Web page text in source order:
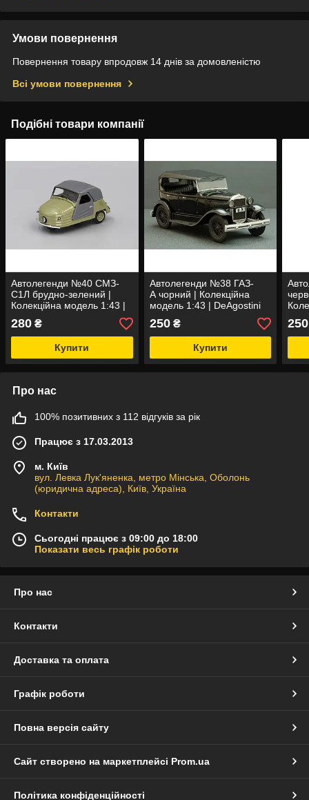
Умови повернення
Повернення товару впродовж 14 днів за домовленістю
Всі умови повернення
Подібні товари компанії
Автолегенди №40 СМЗ-
С1Л брудно-зелений |
Колекційна модель 1:43 |
DeAgostini
280 ₴
Купити
Автолегенди №38 ГАЗ-
А чорний | Колекційна
модель 1:43 | DeAgostini
250₴
Купити
250
Про нас
100% позитивних з 112 відгуків за рік
Працює з 17.03.2013
м. Київ
вул. Левка Лук'яненка, метро Мінська, Оболонь
(юридична адреса), Київ, Україна
Контакти
Сьогодні працює з 09:00 до 18:00
Показати весь графік роботи
Про нас
Контакти
Доставка та оплата
Графік роботи
Повна версія сайту
Сайт створено на маркетплейсі Prom.ua
Політика конфіденційності